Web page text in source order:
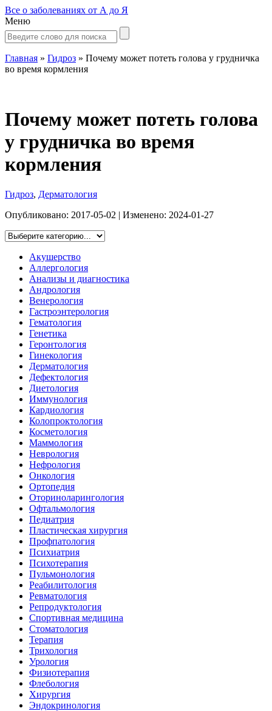
Все о заболеваниях от А до Я
Меню
Главная » Гидроз » Почему может потеть голова у грудничка
во время кормления
Почему может потеть голова
у грудничка во время
кормления
Гидроз, Дерматология
Опубликовано: 2017-05-02 | Изменено: 2024-01-27
Акушерство
Аллергология
Анализы и диагностика
Андрология
Венерология
Гастроэнтерология
Гематология
Генетика
Геронтология
Гинекология
Дерматология
Дефектология
Диетология
Иммунология
Кардиология
Колопроктология
Косметология
Маммология
Неврология
Нефрология
Онкология
Ортопедия
Оториноларингология
Офтальмология
Педиатрия
Пластическая хирургия
Профпатология
Психиатрия
Психотерапия
Пульмонология
Реабилитология
Ревматология
Репродуктология
Спортивная медицина
Стоматология
Терапия
Трихология
Урология
Физиотерапия
Флебология
Хирургия
Эндокринология